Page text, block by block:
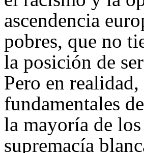
ascendencia
pobres, que no
la posición de
Pero en
fundamentales
la mayoría de
supremacía